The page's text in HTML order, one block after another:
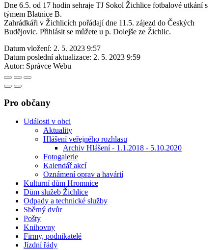
Dne 6.5. od 17 hodin sehraje TJ Sokol Žichlice fotbalové utkání s
týmem Blatnice B.
Zahrádkáři v Žichlicích pořádají dne 11.5. zájezd do Českých
Budějovic. Přihlásit se můžete u p. Dolejše ze Žichlic.
Datum vložení: 2. 5. 2023 9:57
Datum poslední aktualizace: 2. 5. 2023 9:59
Autor: Správce Webu
Pro občany
Události v obci
Aktuality
Hlášení veřejného rozhlasu
Archiv Hlášení - 1.1.2018 - 5.10.2020
Fotogalerie
Kalendář akcí
Oznámení oprav a havárií
Kulturní dům Hromnice
Dům služeb Žichlice
Odpady a technické služby
Sběrný dvůr
Pošty
Knihovny
Firmy, podnikatelé
Jízdní řády